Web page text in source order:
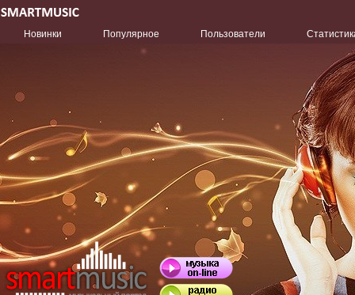
Новинки Популярное Пользователи